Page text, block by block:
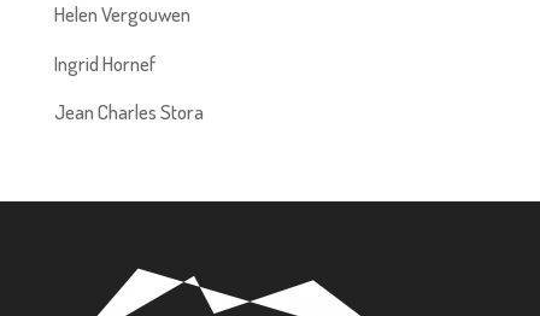
Helen Vergouwen
Ingrid Hornef
Jean Charles Stora